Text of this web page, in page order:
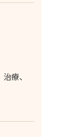
療、